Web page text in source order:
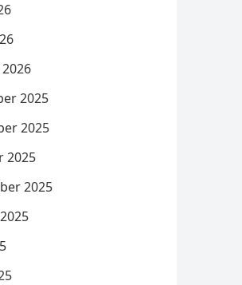
2025
2025
2025
2025